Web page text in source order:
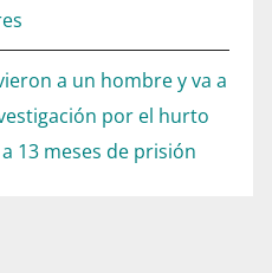
a un hombre y va a
por el hurto
13 meses de prisión